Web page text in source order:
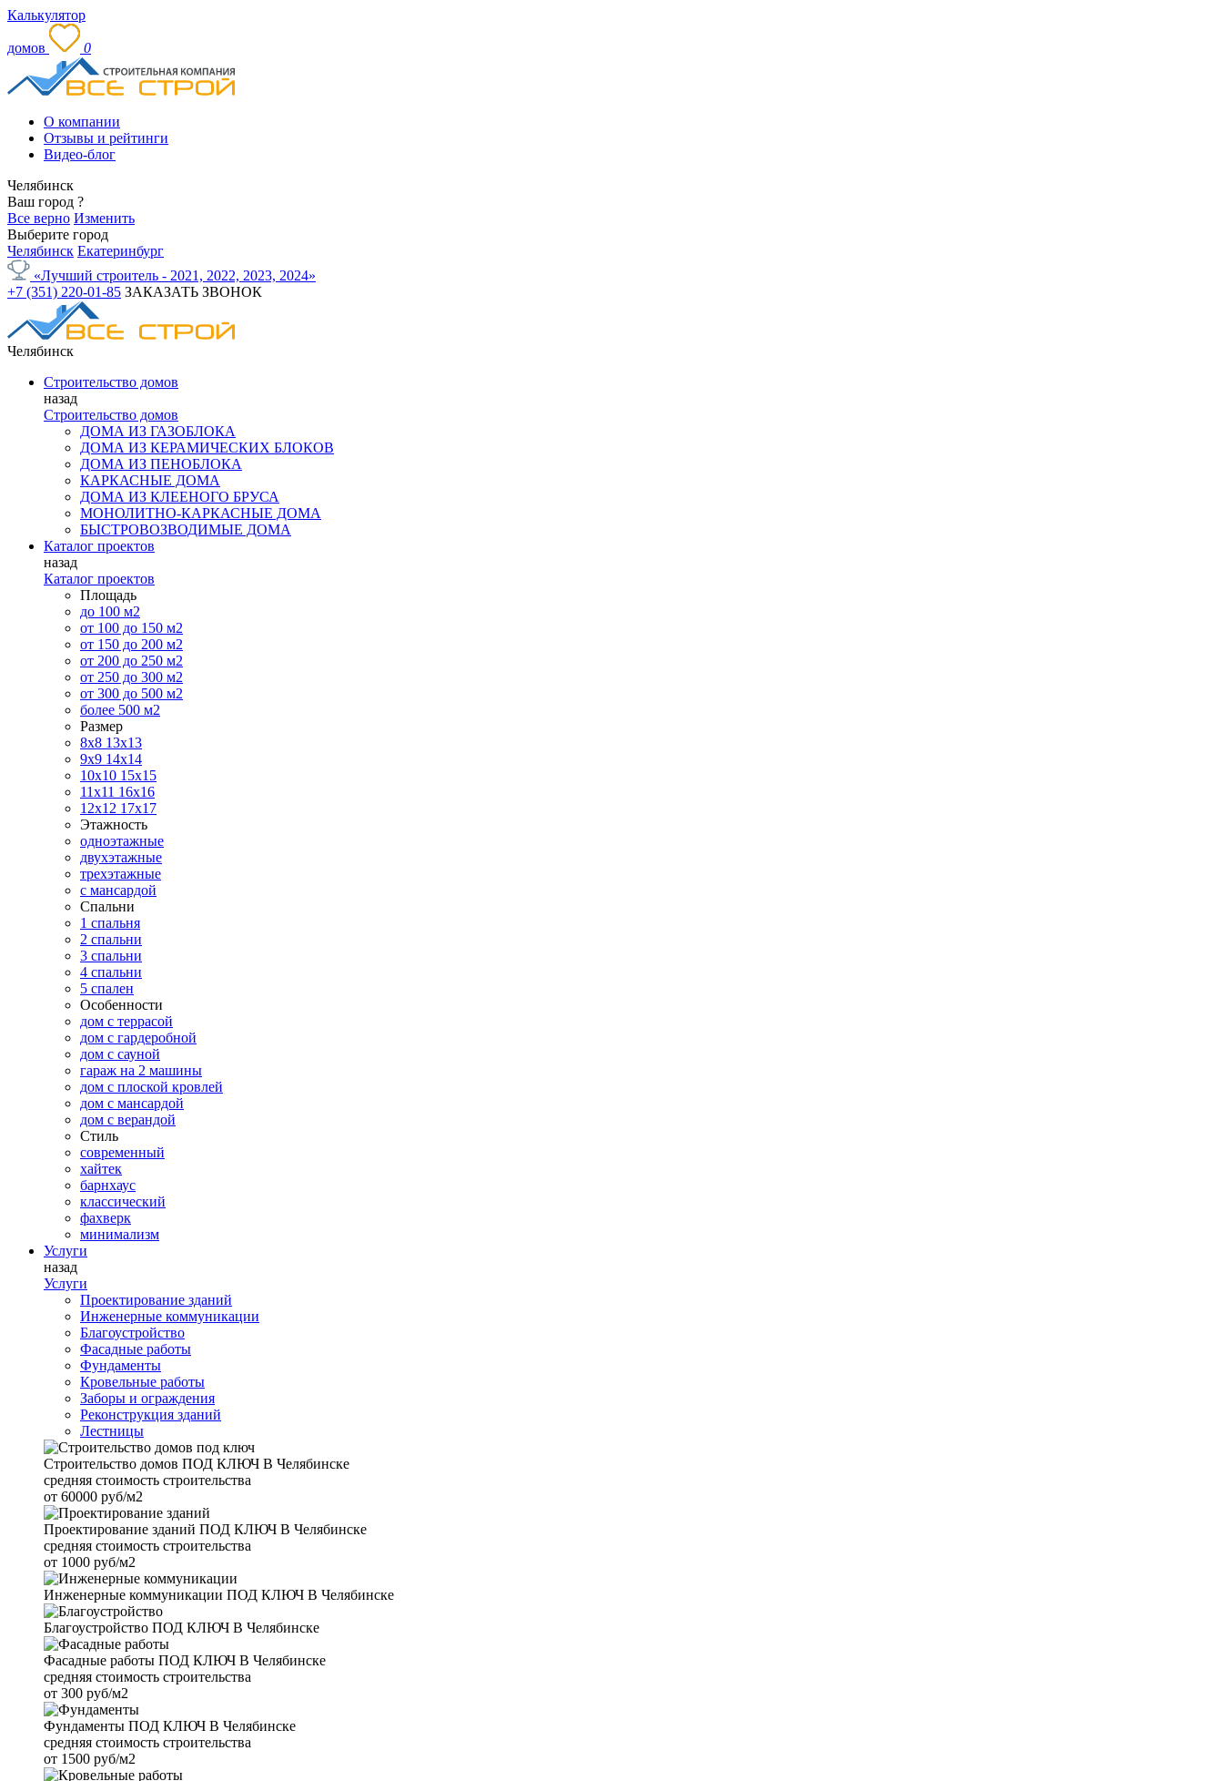
Калькулятор
домов 0
О компании
Отзывы и рейтинги
Видео-блог
Челябинск
Ваш город ?
Все верно Изменить
Выберите город
Челябинск Екатеринбург
«Лучший строитель - 2021, 2022, 2023, 2024»
+7 (351) 220-01-85 ЗАКАЗАТЬ ЗВОНОК
Челябинск
Строительство домов
назад
Строительство домов
ДОМА ИЗ ГАЗОБЛОКА
ДОМА ИЗ КЕРАМИЧЕСКИХ БЛОКОВ
ДОМА ИЗ ПЕНОБЛОКА
КАРКАСНЫЕ ДОМА
ДОМА ИЗ КЛЕЕНОГО БРУСА
МОНОЛИТНО-КАРКАСНЫЕ ДОМА
БЫСТРОВОЗВОДИМЫЕ ДОМА
Каталог проектов
назад
Каталог проектов
Площадь
до 100 м2
от 100 до 150 м2
от 150 до 200 м2
от 200 до 250 м2
от 250 до 300 м2
от 300 до 500 м2
более 500 м2
Размер
8х8 13х13
9х9 14х14
10х10 15х15
11x11 16х16
12х12 17х17
Этажность
одноэтажные
двухэтажные
трехэтажные
с мансардой
Спальни
1 спальня
2 спальни
3 спальни
4 спальни
5 спален
Особенности
дом с террасой
дом с гардеробной
дом с сауной
гараж на 2 машины
дом с плоской кровлей
дом с мансардой
дом с верандой
Стиль
современный
хайтек
барнхаус
классический
фахверк
минимализм
Услуги
назад
Услуги
Проектирование зданий
Инженерные коммуникации
Благоустройство
Фасадные работы
Фундаменты
Кровельные работы
Заборы и ограждения
Реконструкция зданий
Лестницы
Строительство домов ПОД КЛЮЧ В Челябинске
средняя стоимость строительства
от 60000 руб/м2
Проектирование зданий ПОД КЛЮЧ В Челябинске
средняя стоимость строительства
от 1000 руб/м2
Инженерные коммуникации ПОД КЛЮЧ В Челябинске
Благоустройство ПОД КЛЮЧ В Челябинске
Фасадные работы ПОД КЛЮЧ В Челябинске
средняя стоимость строительства
от 300 руб/м2
Фундаменты ПОД КЛЮЧ В Челябинске
средняя стоимость строительства
от 1500 руб/м2